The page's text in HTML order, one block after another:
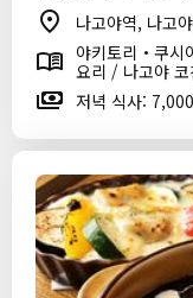
나고야역, 나고
야키토리・쿠
요리 / 나고야
저녁 식사: